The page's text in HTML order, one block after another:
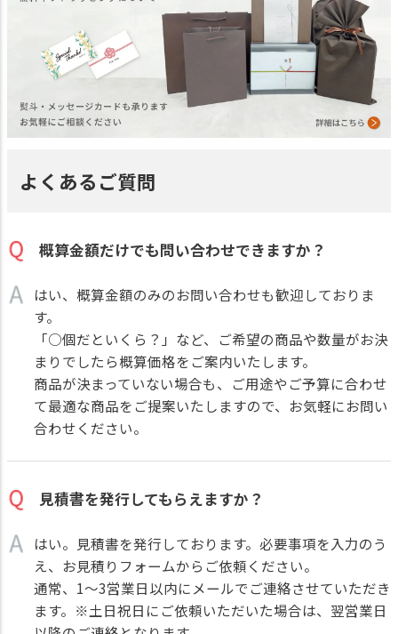
よくあるご質問
概算金額だけでも問い合わせできますか？
はい、概算金額のみのお問い合わせも歓迎しておりま
す。
「○個だといくら？」など、ご希望の商品や数量がお決
まりでしたら概算価格をご案内いたします。
商品が決まっていない場合も、ご用途やご予算に合わせ
て最適な商品をご提案いたしますので、お気軽にお問い
合わせください。
見積書を発行してもらえますか？
はい。見積書を発行しております。必要事項を入力のう
え、 お見積りフォームからご依頼ください。
通常、1～3営業日以内にメールでご連絡させていただき
ます。※土日祝日にご依頼いただいた場合は、翌営業日